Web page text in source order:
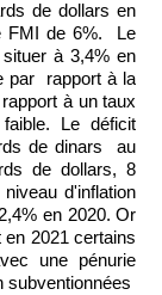
de dollars en
FMI de 6%. Le
à 3,4% en
par rapport à la
à un taux
Le déficit
de dinars au
de dollars, 8
d'inflation
en 2020. Or
en 2021 certains
une pénurie
subventionnées